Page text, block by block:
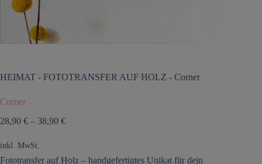
HEIMAT - FOTOTRANSFER AUF HOLZ - Corner
Corner
28,90 € – 38,90 €
inkl. MwSt.
Fototransfer auf Holz – handgefertigtes Unikat für dein